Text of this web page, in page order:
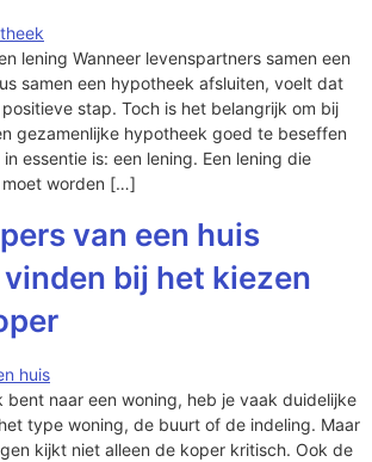
lening Wanneer levenspartners samen een
samen een hypotheek afsluiten, voelt dat
stap. Toch is het belangrijk om bij
gezamenlijke hypotheek goed te beseffen
essentie is: een lening. Een lening die
worden […]
van een huis
bij het kiezen
bent naar een woning, heb je vaak duidelijke
type woning, de buurt of de indeling. Maar
kijkt niet alleen de koper kritisch. Ook de